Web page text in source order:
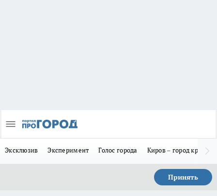
Эксклюзив Эксперимент Голос города Киров – город
Принять